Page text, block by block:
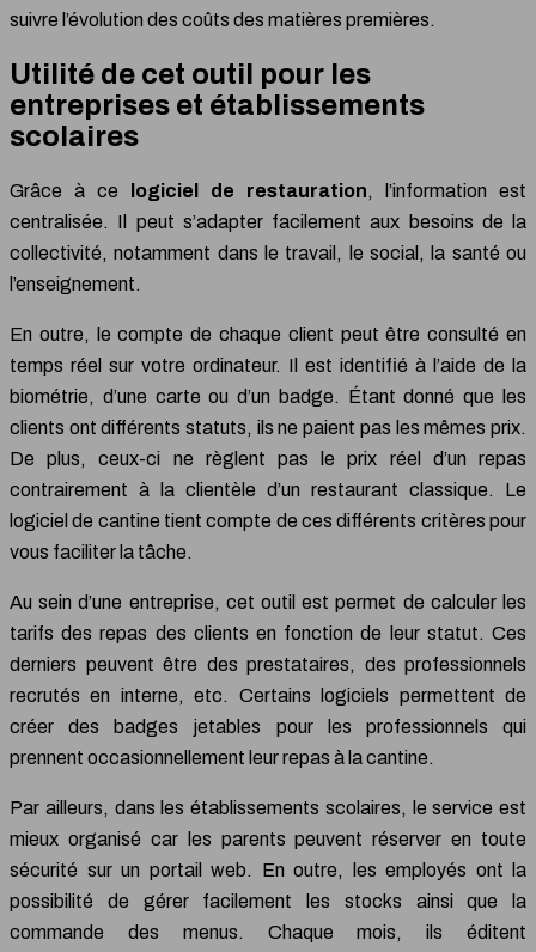
suivre l’évolution des coûts des matières premières.
Utilité de cet outil pour les
entreprises et établissements
scolaires
Grâce à ce logiciel de restauration, l’information est
centralisée. Il peut s’adapter facilement aux besoins de la
collectivité, notamment dans le travail, le social, la santé ou
l’enseignement.
En outre, le compte de chaque client peut être consulté en
temps réel sur votre ordinateur. Il est identifié à l’aide de la
biométrie, d’une carte ou d’un badge. Étant donné que les
clients ont différents statuts, ils ne paient pas les mêmes prix.
De plus, ceux-ci ne règlent pas le prix réel d’un repas
contrairement à la clientèle d’un restaurant classique. Le
logiciel de cantine tient compte de ces différents critères pour
vous faciliter la tâche.
Au sein d’une entreprise, cet outil est permet de calculer les
tarifs des repas des clients en fonction de leur statut. Ces
derniers peuvent être des prestataires, des professionnels
recrutés en interne, etc. Certains logiciels permettent de
créer des badges jetables pour les professionnels qui
prennent occasionnellement leur repas à la cantine.
Par ailleurs, dans les établissements scolaires, le service est
mieux organisé car les parents peuvent réserver en toute
sécurité sur un portail web. En outre, les employés ont la
possibilité de gérer facilement les stocks ainsi que la
commande des menus. Chaque mois, ils éditent